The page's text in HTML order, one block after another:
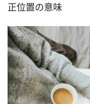
正位置の意味